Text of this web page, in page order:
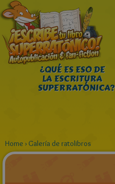
¿QUÉ ES ESO DE
LA ESCRITURA
SUPERRATÓNICA?
Home › Galería de ratolibros